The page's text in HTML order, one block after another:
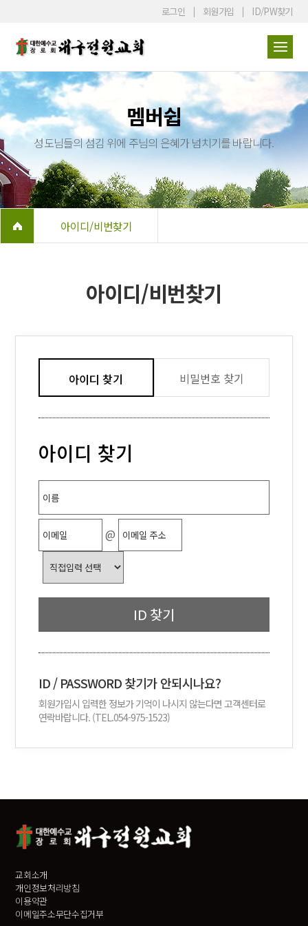
로그인 회원가입 ID/PW찾기
멤버쉽
성도님들의 섬김 위에 주님의 은혜가 넘치기를 바랍니다.
아이디/비번찾기
아이디/비번찾기
아이디 찾기 비밀번호 찾기
아이디 찾기
@
ID 찾기
ID / PASSWORD 찾기가 안되시나요?
회원가입시 입력한 정보가 기억이 나시지 않는다면 고객센터로
연락바랍니다. (TEL.054-975-1523)
교회소개
개인정보처리방침
이용약관
이메일주소무단수집거부